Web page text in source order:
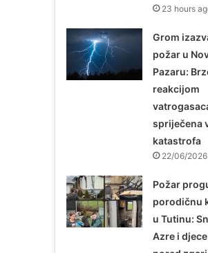
23 hours
Grom
požar u
Pazaru:
reakcijom
spriječena
katastrofa
22/06/2026
Požar
porodičnu
u Tutinu:
Azre i djece